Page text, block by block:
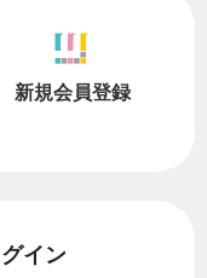
新規会員登録
イン